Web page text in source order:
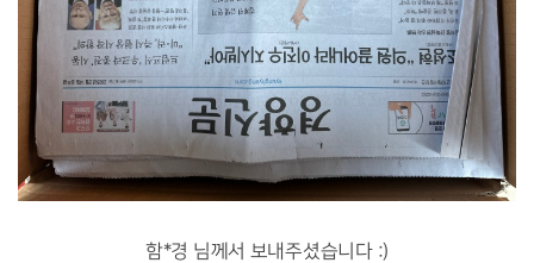
함*경 님께서 보내주셨습니다 :)